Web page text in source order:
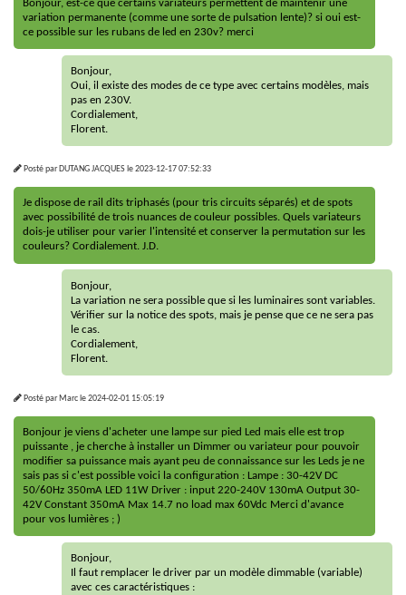
Bonjour, est-ce que certains variateurs permettent de maintenir une
variation permanente (comme une sorte de pulsation lente)? si oui est-
ce possible sur les rubans de led en 230v? merci
Bonjour,
Oui, il existe des modes de ce type avec certains modèles, mais
pas en 230V.
Cordialement,
Florent.
Posté parDUTANG JACQUESle2023-12-17 07:52:33
Je dispose de rail dits triphasés (pour tris circuits séparés) et de spots
avec possibilité de trois nuances de couleur possibles. Quels variateurs
dois-je utiliser pour varier l'intensité et conserver la permutation sur les
couleurs? Cordialement. J.D.
Bonjour,
La variation ne sera possible que si les luminaires sont variables.
Vérifier sur la notice des spots, mais je pense que ce ne sera pas
le cas.
Cordialement,
Florent.
Posté parMarcle2024-02-01 15:05:19
Bonjour je viens d'acheter une lampe sur pied Led mais elle est trop
puissante , je cherche à installer un Dimmer ou variateur pour pouvoir
modifier sa puissance mais ayant peu de connaissance sur les Leds je ne
sais pas si c'est possible voici la configuration : Lampe : 30-42V DC
50/60Hz 350mA LED 11W Driver : input 220-240V 130mA Output 30-
42V Constant 350mA Max 14.7 no load max 60Vdc Merci d'avance
pour vos lumières ; )
Bonjour,
Il faut remplacer le driver par un modèle dimmable (variable)
avec ces caractéristiques :